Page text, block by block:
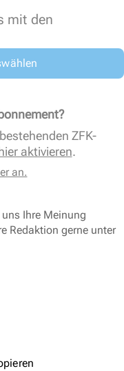
mit den
ZFK-
aktivieren.
an.
Ihre Meinung
Redaktion gerne unter